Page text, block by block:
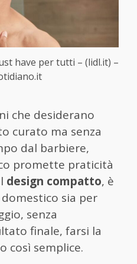
have per tutti – (lidl.it) –
che desiderano
curato ma senza
dal barbiere,
promette praticità
design compatto, è
sia per
senza
finale, farsi la
così semplice.